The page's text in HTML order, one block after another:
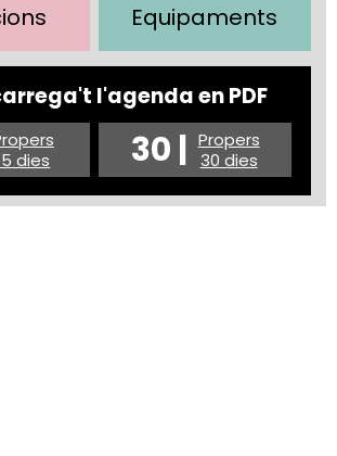
Equipaments
l'agenda en PDF
dies
30 | Propers
30 dies